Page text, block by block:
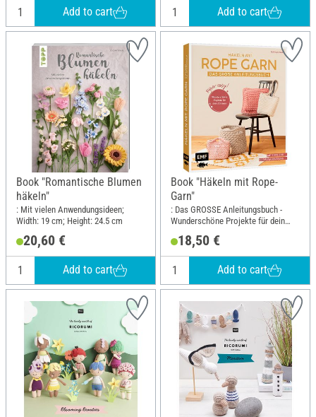
Add to cart Add to cart
Book "Romantische Blumen
häkeln"
: Mit vielen Anwendungsideen;
Width: 19 cm; Height: 24.5 cm
20,60 €
Add to cart
Book "Häkeln mit Rope-
Garn"
: Das GROSSE Anleitungsbuch -
Wunderschöne Projekte für dein
cm18,50 €
Add to cart